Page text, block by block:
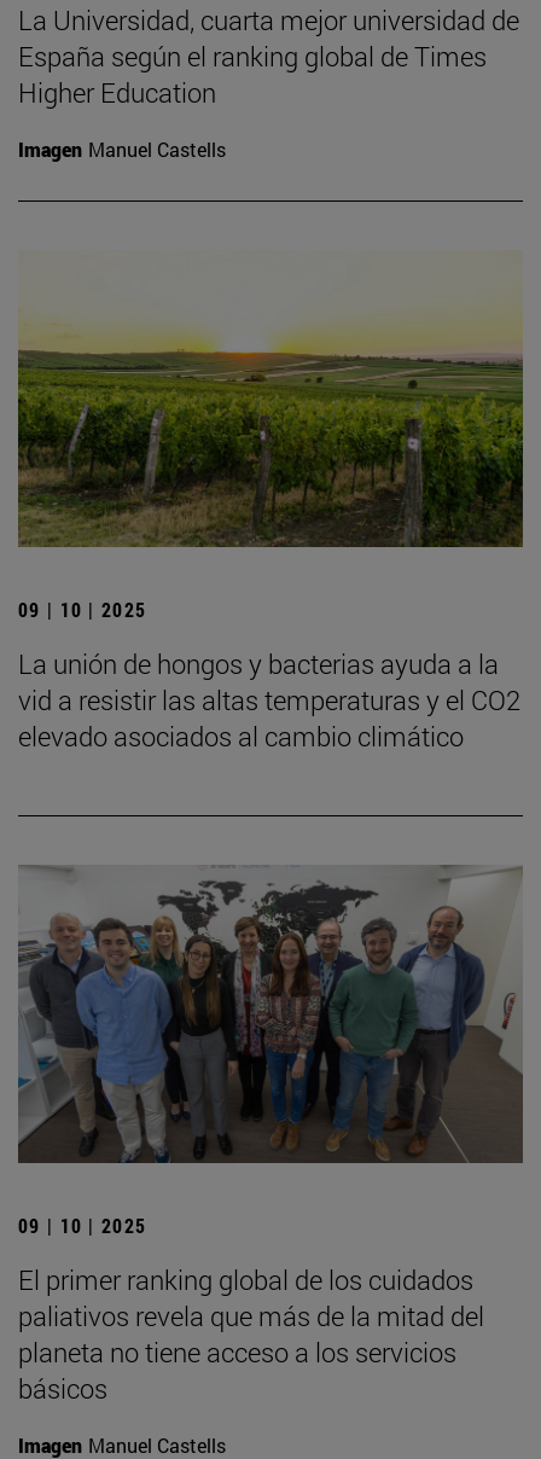
La Universidad, cuarta mejor universidad de
España según el ranking global de Times
Higher Education
Imagen Manuel Castells
09 | 10 | 2025
La unión de hongos y bacterias ayuda a la
vid a resistir las altas temperaturas y el CO2
elevado asociados al cambio climático
09 | 10 | 2025
El primer ranking global de los cuidados
paliativos revela que más de la mitad del
planeta no tiene acceso a los servicios
básicos
Imagen Manuel Castells